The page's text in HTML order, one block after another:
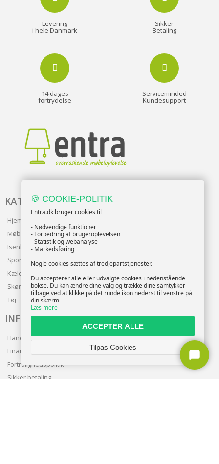
Levering
i hele Danmark
Sikker
Betaling
14 dages
fortrydelse
Serviceminded
Kundesupport
KATALOG
Hjem & Have
Møbler
Isenkram
Sport
Kæledyr
Skønhed
Tøj
INFO
Handelsbetingelser
Finansering
Fortrolighedspolitik
Sikker betaling
🍪 COOKIE-POLITIK
Entra.dk bruger cookies til
- Nødvendige funktioner
- Forbedring af brugeroplevelsen
- Statistik og webanalyse
- Markedsføring
Nogle cookies sættes af tredjepartstjenester.
Du accepterer alle eller udvalgte cookies i nedenstående
bokse. Du kan ændre dine valg og trække dine samtykker
tilbage ved at klikke på det runde ikon nederst til venstre på
din skærm.
Læs mere
ACCEPTER ALLE
Tilpas Cookies